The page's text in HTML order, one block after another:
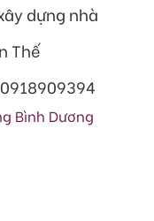
dựng nhà
Thế
0918909394
Bình Dương